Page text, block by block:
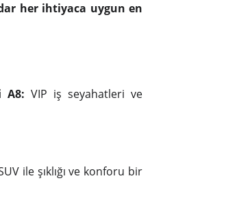
her ihtiyaca uygun en
A8: VIP iş seyahatleri ve
ile şıklığı ve konforu bir